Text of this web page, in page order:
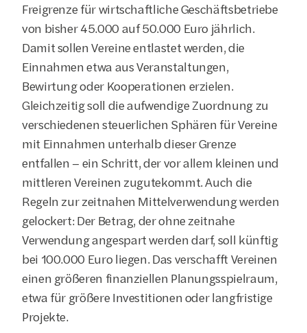
Freigrenze für wirtschaftliche Geschäftsbetriebe
von bisher 45.000 auf 50.000 Euro jährlich.
Damit sollen Vereine entlastet werden, die
Einnahmen etwa aus Veranstaltungen,
Bewirtung oder Kooperationen erzielen.
Gleichzeitig soll die aufwendige Zuordnung zu
verschiedenen steuerlichen Sphären für Vereine
mit Einnahmen unterhalb dieser Grenze
entfallen – ein Schritt, der vor allem kleinen und
mittleren Vereinen zugutekommt. Auch die
Regeln zur zeitnahen Mittelverwendung werden
gelockert: Der Betrag, der ohne zeitnahe
Verwendung angespart werden darf, soll künftig
bei 100.000 Euro liegen. Das verschafft Vereinen
einen größeren finanziellen Planungsspielraum,
etwa für größere Investitionen oder langfristige
Projekte.